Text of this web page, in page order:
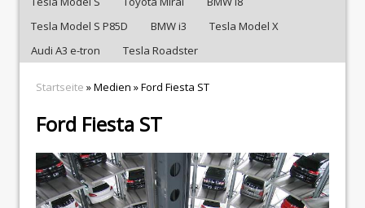
Tesla Model S P85D
BMW i3
Tesla Model X
Audi A3 e-tron
Tesla Roadster
Startseite » Medien » Ford Fiesta ST
Ford Fiesta ST